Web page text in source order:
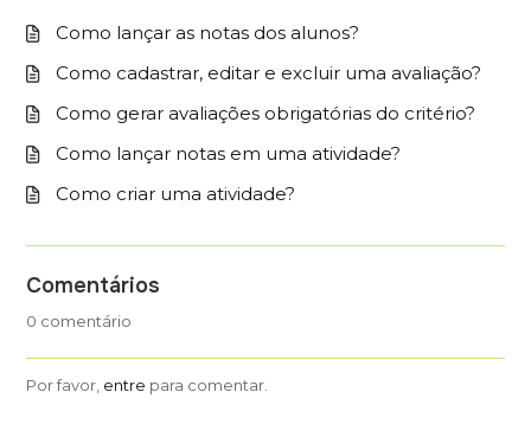
Como lançar as notas dos alunos?
Como cadastrar, editar e excluir uma avaliação?
Como gerar avaliações obrigatórias do critério?
Como lançar notas em uma atividade?
Como criar uma atividade?
Comentários
0 comentário
Por favor, entre para comentar.